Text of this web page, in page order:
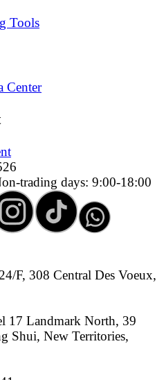
Tools
Center
trading days: 9:00-18:00
F, 308 Central Des Voeux,
17 Landmark North, 39
Shui, New Territories,